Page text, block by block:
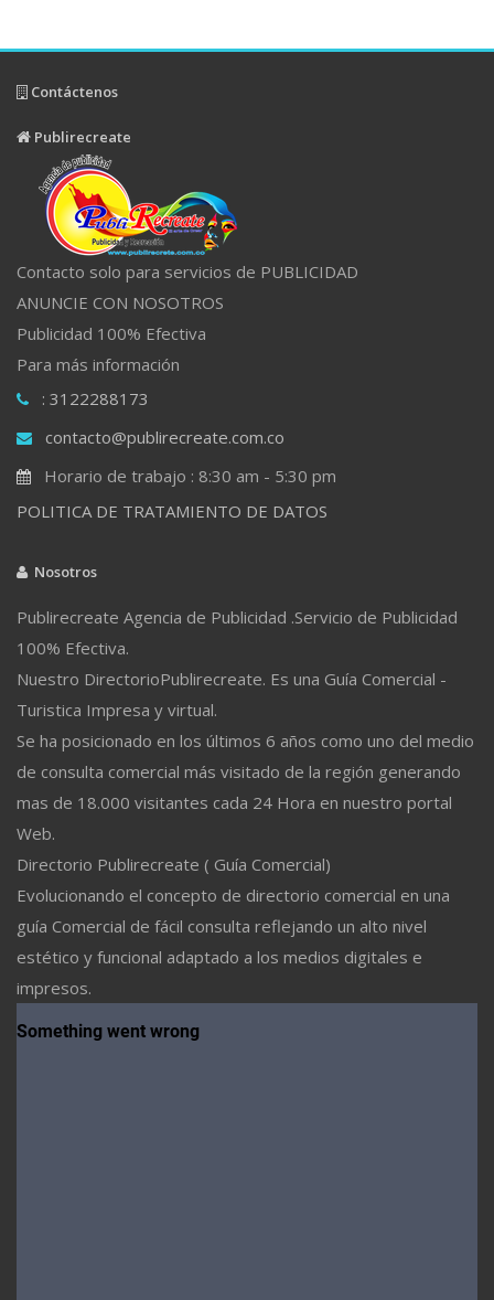
Contáctenos
Publirecreate
Contacto solo para servicios de PUBLICIDAD
ANUNCIE CON NOSOTROS
Publicidad 100% Efectiva
Para más información
: 3122288173
contacto@publirecreate.com.co
Horario de trabajo : 8:30 am - 5:30 pm
POLITICA DE TRATAMIENTO DE DATOS
Nosotros
Publirecreate Agencia de Publicidad .Servicio de Publicidad
100% Efectiva.
Nuestro DirectorioPublirecreate. Es una Guía Comercial -
Turistica Impresa y virtual.
Se ha posicionado en los últimos 6 años como uno del medio
de consulta comercial más visitado de la región generando
mas de 18.000 visitantes cada 24 Hora en nuestro portal
Web.
Directorio Publirecreate ( Guía Comercial)
Evolucionando el concepto de directorio comercial en una
guía Comercial de fácil consulta reflejando un alto nivel
estético y funcional adaptado a los medios digitales e
impresos.